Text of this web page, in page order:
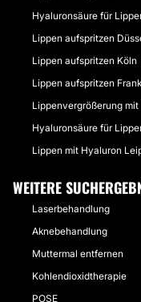
Hyaluronsäure für
Lippen aufspritzen
Lippen aufspritzen Köln
Lippen aufspritzen
Lippenvergrößerung
Hyaluronsäure für
Lippen mit Hyaluron
WEITERE
Laserbehandlung
Aknebehandlung
Muttermal entfernen
Kohlendioxidtherapie
POSE